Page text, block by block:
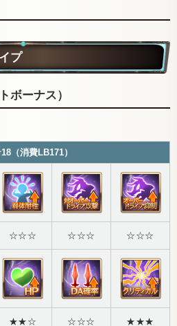
プ
ボーナス）
（消費LB171）
☆☆☆ ☆☆☆ ☆☆☆
★★☆ ☆☆☆ ★★★